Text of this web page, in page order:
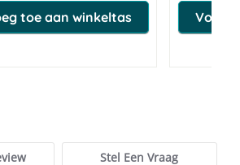
toe aan winkeltas Voeg
Stel Een Vraag